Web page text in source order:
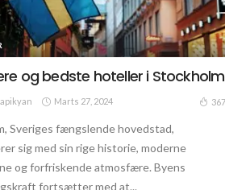
og bedste hoteller i Stockholm
Marts 27, 2024 367
Sveriges fængslende hovedstad,
sig med sin rige historie, moderne
og forfriskende atmosfære. Byens
fortsætter med at...